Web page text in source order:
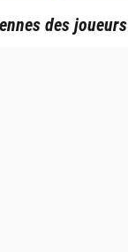
des joueurs